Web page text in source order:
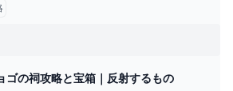
ゴの祠攻略と宝箱｜反射するもの